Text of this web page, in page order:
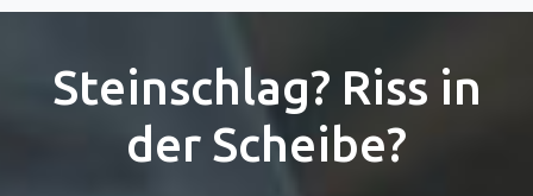
Steinschlag? Riss in
der Scheibe?